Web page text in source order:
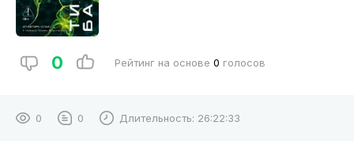
0 Рейтинг на основе 0 голосов
0 0 Длительность: 26:22:33